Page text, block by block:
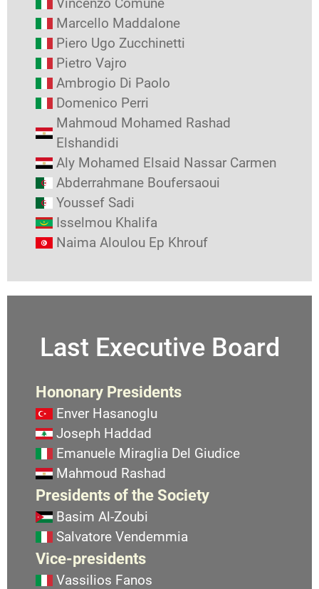
Marcello Maddalone
Piero Ugo Zucchinetti
Pietro Vajro
Ambrogio Di Paolo
Domenico Perri
Mahmoud Mohamed Rashad
Elshandidi
Aly Mohamed Elsaid Nassar Carmen
Abderrahmane Boufersaoui
Youssef Sadi
Isselmou Khalifa
Naima Aloulou Ep Khrouf
Last Executive Board
Hononary Presidents
Enver Hasanoglu
Joseph Haddad
Emanuele Miraglia Del Giudice
Mahmoud Rashad
Presidents of the Society
Basim Al-Zoubi
Salvatore Vendemmia
Vice-presidents
Vassilios Fanos